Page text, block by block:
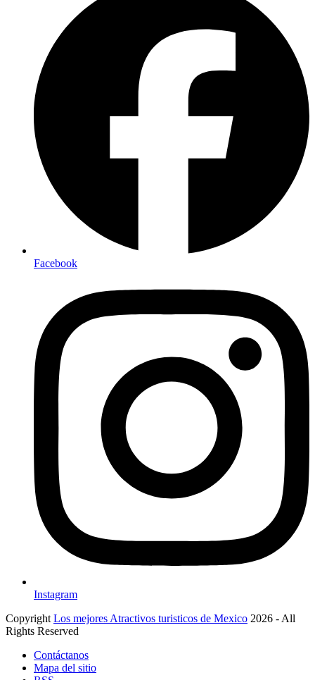
Facebook
Instagram
Copyright Los mejores Atractivos turisticos de Mexico 2026 - All
Rights Reserved
Contáctanos
Mapa del sitio